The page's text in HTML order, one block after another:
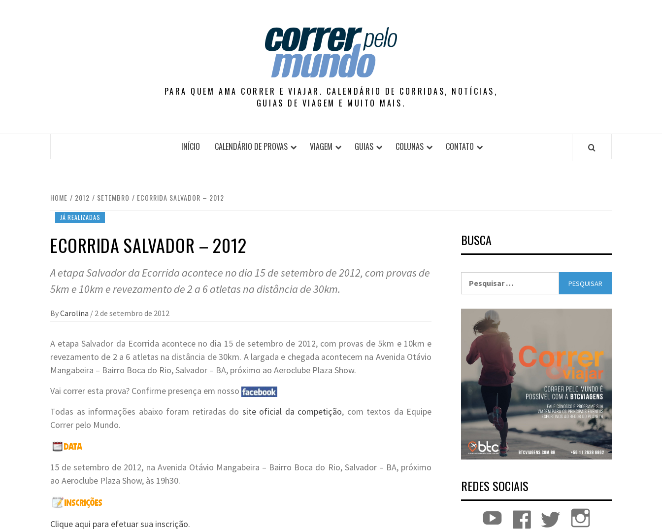
PARA QUEM AMA CORRER E VIAJAR. CALENDÁRIO DE CORRIDAS, NOTÍCIAS,
GUIAS DE VIAGEM E MUITO MAIS.
INÍCIO CALENDÁRIO DE PROVAS VIAGEM GUIAS COLUNAS CONTATO
HOME 2012 SETEMBRO ECORRIDA SALVADOR – 2012
JÁ REALIZADAS
ECORRIDA SALVADOR – 2012
A etapa Salvador da Ecorrida acontece no dia 15 de setembro de 2012, com provas de
5km e 10km e revezamento de 2 a 6 atletas na distância de 30km.
ByCarolina / 2 de setembro de 2012
A etapa Salvador da Ecorrida acontece no dia 15 de setembro de 2012, com provas de 5km e 10km e
revezamento de 2 a 6 atletas na distância de 30km. A largada e chegada acontecem na Avenida Otávio
Mangabeira – Bairro Boca do Rio, Salvador – BA, próximo ao Aeroclube Plaza Show.
Vai correr esta prova? Confirme presença em nosso
Todas as informações abaixo foram retiradas do site oficial da competição, com textos da Equipe
Correr pelo Mundo.
15 de setembro de 2012, na Avenida Otávio Mangabeira – Bairro Boca do Rio, Salvador – BA, próximo
ao Aeroclube Plaza Show, às 19h30.
Clique aqui para efetuar sua inscrição.
BUSCA
REDES SOCIAIS
YouTube Facebook Twitter